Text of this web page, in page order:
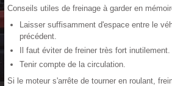
Conseils utiles de freinage à garder en
Laisser suffisamment d'espace entre le
précédent.
Il faut éviter de freiner très fort inutilement.
Tenir compte de la circulation.
Si le moteur s'arrête de tourner en roulant,